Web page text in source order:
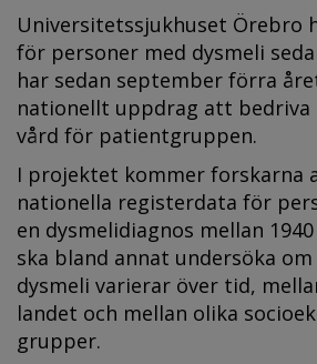
Universitetssjukhuset Örebro
för personer med dysmeli
har sedan september förra
nationellt uppdrag att bedriva
vård för patientgruppen.
I projektet kommer forskarna
nationella registerdata för
en dysmelidiagnos mellan
ska bland annat undersöka
dysmeli varierar över tid,
landet och mellan olika
grupper.